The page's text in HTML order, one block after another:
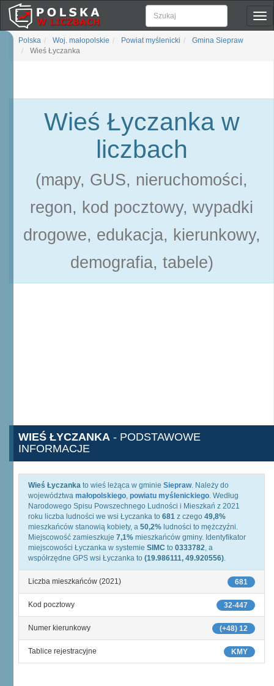
Polska Woj. małopolskie Powiat myślenicki
Gmina Siepraw
Wieś Łyczanka
Wieś Łyczanka w
liczbach
(mapy, GUS, nieruchomości,
regon, kod pocztowy, wypadki
drogowe, edukacja, kierunkowy,
demografia, tabele)
WIEŚ ŁYCZANKA - PODSTAWOWE
INFORMACJE
Wieś Łyczanka to wieś leżąca w gminie Siepraw. Należy do
województwa małopolskiego, powiatu myślenickiego. Według
Narodowego Spisu Powszechnego Ludności i Mieszkań z 2021
roku liczba ludności we wsi Łyczanka to 681 z czego 49,8%
mieszkańców stanowią kobiety, a 50,2% ludności to mężczyźni.
Miejscowość zamieszkuje 7,1% mieszkańców gminy. Identyfikator
miejscowości Łyczanka w systemie SIMC to 0333782, a
współrzędne GPS wsi Łyczanka to (19.986111, 49.920556).
681
Liczba mieszkańców (2021)
32-447
Kod pocztowy
(+48) 12
Numer kierunkowy
KMY
Tablice rejestracyjne